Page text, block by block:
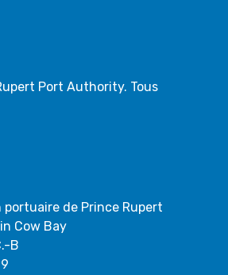
Port Authority. Tous
de Prince Rupert
Cow Bay
B